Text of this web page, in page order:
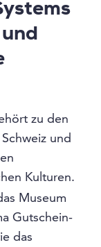
zu den
und
Kulturen.
Museum
Gutschein-
das